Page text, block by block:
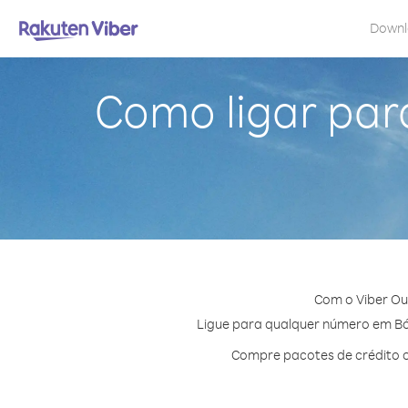
Como ligar
Com o Viber
Ligue para qualquer número em
Compre pacotes de crédito